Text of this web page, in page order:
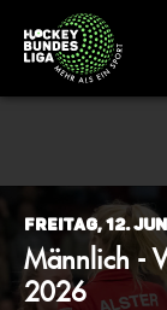
Freitag, 12.
Männlich -
2026